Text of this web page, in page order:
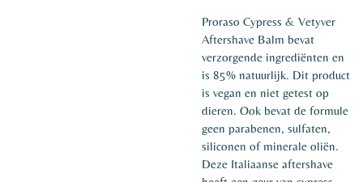
Proraso Cypress & Vetyver
Aftershave Balm bevat
verzorgende ingrediënten en
is 85% natuurlijk. Dit product
is vegan en niet getest op
dieren. Ook bevat de formule
geen parabenen, sulfaten,
siliconen of minerale oliën.
Deze Italiaanse aftershave